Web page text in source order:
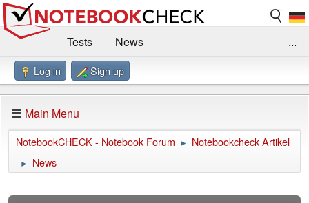
Tests
News
Benchmarks / Technik
Forum
Impressum
...
Log in Sign up
Main Menu
NotebookCHECK - Notebook Forum ► Notebookcheck Artikel
► News